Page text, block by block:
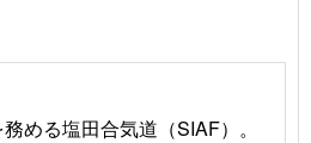
める塩田合気道（SIAF）。